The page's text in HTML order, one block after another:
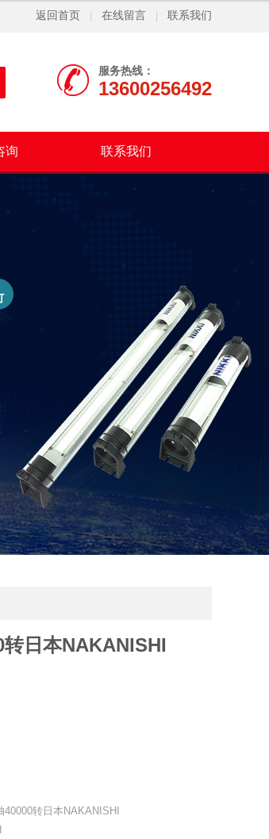
返回首页 在线留言 联系我们
服务热线：
13600256492
询 联系我们
日本NAKANISHI
转日本NAKANISHI